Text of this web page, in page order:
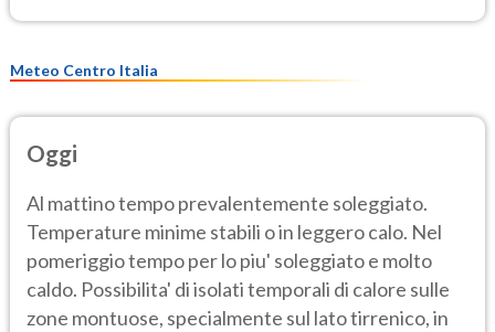
Meteo Centro Italia
Oggi
Al mattino tempo prevalentemente soleggiato.
Temperature minime stabili o in leggero calo. Nel
pomeriggio tempo per lo piu' soleggiato e molto
caldo. Possibilita' di isolati temporali di calore sulle
zone montuose, specialmente sul lato tirrenico, in